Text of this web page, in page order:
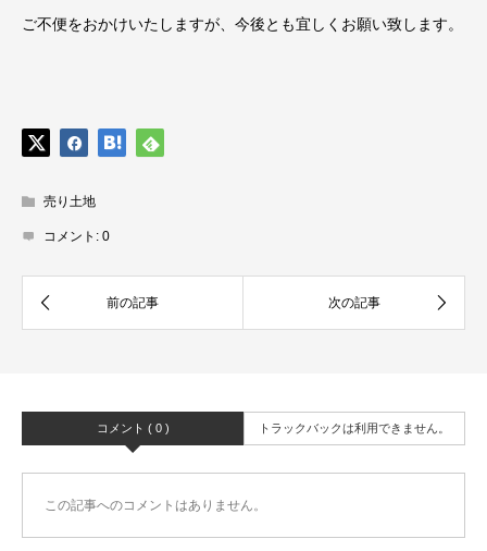
ご不便をおかけいたしますが、今後とも宜しくお願い致します。
売り土地
コメント: 0
コメント ( 0 ) トラックバックは利用できません。
この記事へのコメントはありません。